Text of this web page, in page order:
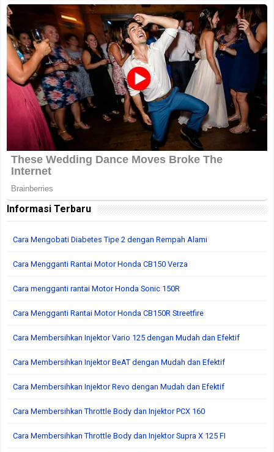
Informasi Terbaru
Cara Mengobati Diabetes Tipe 2 dengan Rempah Alami
Cara Mengganti Rantai Motor Honda CB150 Verza
Cara mengganti rantai Motor Honda Sonic 150R
Cara Mengganti Rantai Motor Honda CB150R Streetfire
Cara Membersihkan Injektor Vario 125 dengan Mudah dan Efektif
Cara Membersihkan Injektor BeAT dengan Mudah dan Efektif
Cara Membersihkan Injektor Revo dengan Mudah dan Efektif
Cara Membersihkan Throttle Body dan Injektor PCX 160
Cara Membersihkan Throttle Body dan Injektor Supra X 125 FI